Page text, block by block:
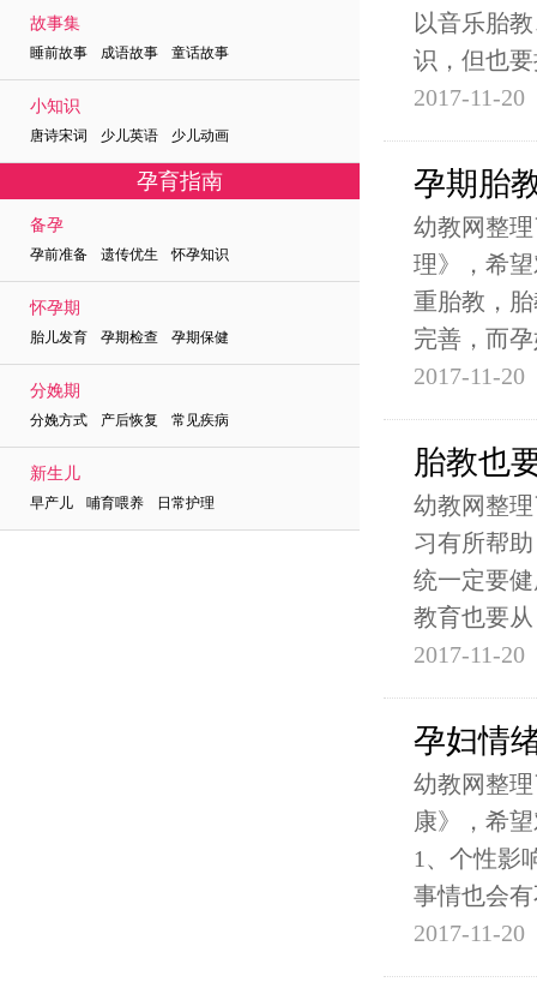
故事集
睡前故事 成语故事 童话故事
小知识
唐诗宋词 少儿英语 少儿动画
孕育指南
备孕
孕前准备 遗传优生 怀孕知识
怀孕期
胎儿发育 孕期检查 孕期保健
分娩期
分娩方式 产后恢复 常见疾病
新生儿
早产儿 哺育喂养 日常护理
以音乐胎
识，但也
2017-11-20
孕期胎
幼教网整
理》，希
重胎教，
完善，而
2017-11-20
胎教也
幼教网整
习有所帮
统一定要
教育也要从
2017-11-20
孕妇情
幼教网整
康》，希
1、个性影
事情也会
2017-11-20